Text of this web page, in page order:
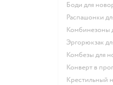
Боди для
Распашонки
Эргорюкзак
Комбезы для
Конверт в
Крестильный